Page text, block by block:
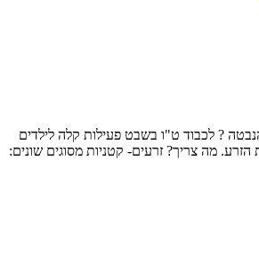
? לכבוד ט"ו בשבט פעילות קלה לילדים
מה צריך? זרעים- קטניות מסוגים שונים: